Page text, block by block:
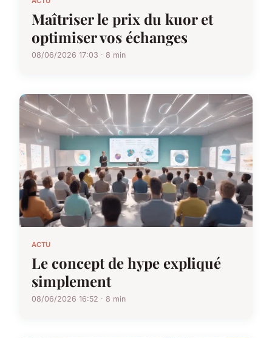
Maîtriser le prix du kuor et
optimiser vos échanges
08/06/2026 17:03 · 8 min
ACTU
Le concept de hype expliqué
simplement
08/06/2026 16:52 · 8 min